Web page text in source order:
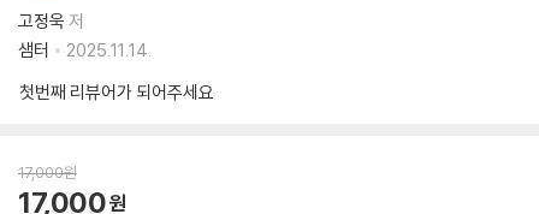
고정욱 저
샘터
2025.11.14.
첫번째 리뷰어가 되어주세요
17,000원
17,000